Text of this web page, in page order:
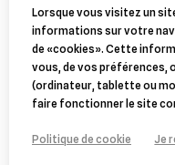
BOIRON
hepatyl boiron (30 ml)
11,90 €
Lorsque vous visitez un
informations sur votre
de «cookies». Cette
vous, de vos préférences,
(ordinateur, tablette ou
faire fonctionner le site
Politique de cookie Je